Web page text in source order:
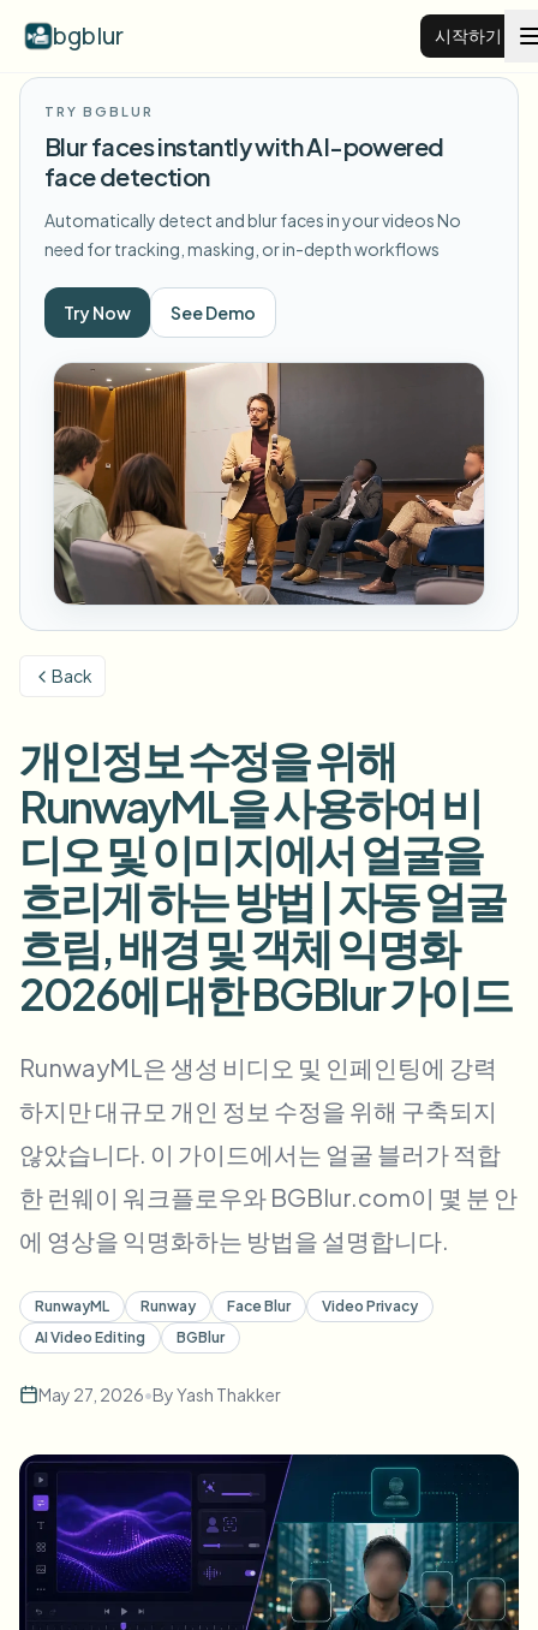
bgblur 시작하기
예시
예시 라이브러리 전체 탐색
얼굴 블러
번호판 블러
배경 블러
무엇이든 블러
GDPR 준수 블러
거리 인터뷰 블러
게임 및 스트림 블러
기능
View all features
Browse every blur tool in one place
번호판 블러
얼굴 블러
AI Video Object Remover
사진 얼굴 흐리기
얼굴 익명화
음성 익명화 도구
얼굴 교체 - 이미지
얼굴 교체 - 동영상
비디오 인텔리전스
여러 동영상을 한 번에 처리
기업
학교 및 교육
캠퍼스 카메라, 강의, 지역 대량 개인정보 보호
미디어 및 엔터테인먼트
시사회, 출시 및 규정 준수
소매 및 전자상거래
의료
클리닉 및 환자 대면 비디오 거버넌스
공공 부문
FOIA, 안전한 공개 및 편집
대량 얼굴 익명화
대량 배치, 보존 및 SLA
대량 번호판 블러
대량 얼굴 블러
고처리량 파이프라인
기업 영역, 정책 및 검토
API & SDK
문의 양식
대량 배경 제거
리소스
자주 묻는 질문
블로그
Whitepapers
도구
카테고리
제품
Choose language
TRY BGBLUR
Blur faces instantly with AI-powered
face detection
Automatically detect and blur faces in your videosNo
need for tracking, masking, or in-depth workflows
Try Now See Demo
Back
개인정보 수정을 위해
RunwayML을 사용하여 비
디오 및 이미지에서 얼굴을
흐리게 하는 방법 | 자동 얼굴
흐림, 배경 및 객체 익명화
2026에 대한 BGBlur 가이드
RunwayML은 생성 비디오 및 인페인팅에 강력
하지만 대규모 개인 정보 수정을 위해 구축되지
않았습니다. 이 가이드에서는 얼굴 블러가 적합
한 런웨이 워크플로우와 BGBlur.com이 몇 분 안
에 영상을 익명화하는 방법을 설명합니다.
RunwayML Runway Face Blur
Video Privacy
AI Video Editing
BGBlur
May 27, 2026•ByYash Thakker